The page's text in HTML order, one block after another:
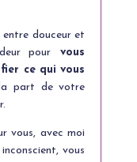
entre douceur et
pour vous
ce qui vous
part de votre
vous, avec moi
vous